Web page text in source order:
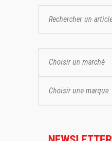
Choisir un marché
Choisir une marque